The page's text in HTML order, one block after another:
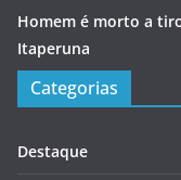
Homem é morto a
Itaperuna
Categorias
Destaque